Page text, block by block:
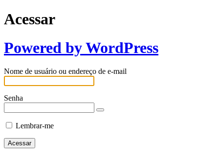
Acessar
Powered by WordPress
Nome de usuário ou endereço de e-mail
Senha
Lembrar-me